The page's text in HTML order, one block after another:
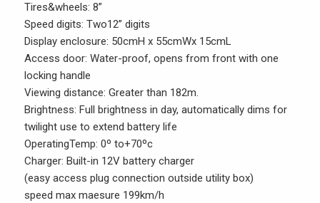
Tires&wheels: 8”
Speed digits: Two12” digits
Display enclosure: 50cmH x 55cmWx 15cmL
Access door: Water-proof, opens from front with one
locking handle
Viewing distance: Greater than 182m.
Brightness: Full brightness in day, automatically dims for
twilight use to extend battery life
OperatingTemp: 0º to+70ºc
Charger: Built-in 12V battery charger
(easy access plug connection outside utility box)
speed max maesure 199km/h